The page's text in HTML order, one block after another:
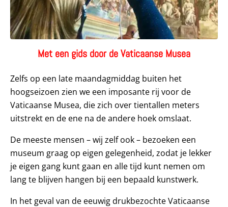
Met een gids door de Vaticaanse Musea
Zelfs op een late maandagmiddag buiten het
hoogseizoen zien we een imposante rij voor de
Vaticaanse Musea, die zich over tientallen meters
uitstrekt en de ene na de andere hoek omslaat.
De meeste mensen – wij zelf ook – bezoeken een
museum graag op eigen gelegenheid, zodat je lekker
je eigen gang kunt gaan en alle tijd kunt nemen om
lang te blijven hangen bij een bepaald kunstwerk.
In het geval van de eeuwig drukbezochte Vaticaanse